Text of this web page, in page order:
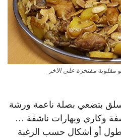
مفتخرة على الاخر
بتضعي بصلة ناعمة ورشة
وكاري وبهارات ناشفة …
أو أشكال حسب الرغبة